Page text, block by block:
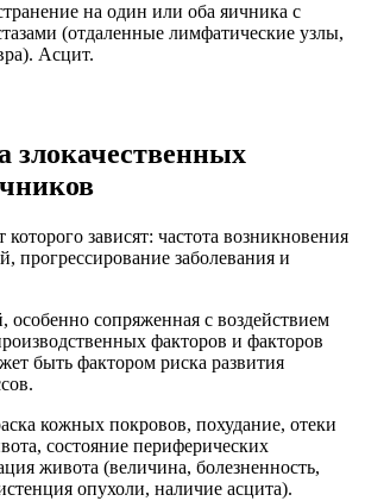
на один или оба яичника с
(отдаленные лимфатические узлы,
Асцит.
злокачественных
которого зависят: частота возникновения
прогрессирование заболевания и
особенно сопряженная с воздействием
факторов и факторов
быть фактором риска развития
кожных покровов, похудание, отеки
состояние периферических
живота (величина, болезненность,
опухоли, наличие асцита).